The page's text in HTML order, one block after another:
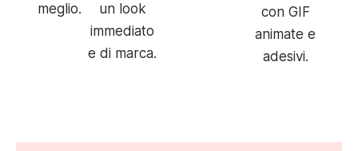
meglio.
un look
immediato
e di marca.
con GIF
animate e
adesivi.